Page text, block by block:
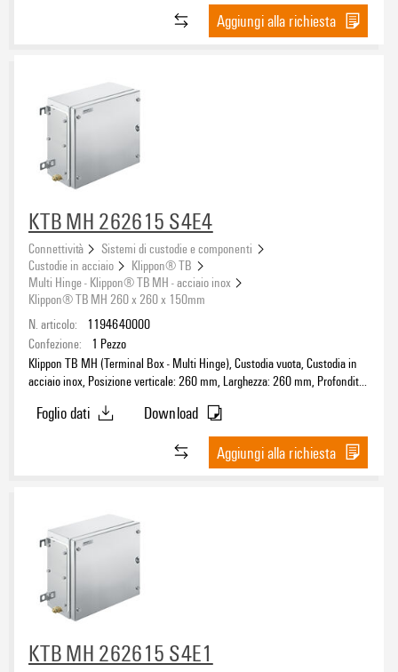
Aggiungi alla richiesta
KTB MH 262615 S4E4
Connettività
Sistemi di custodie e componenti
Custodie in acciaio
Klippon® TB
Multi Hinge - Klippon® TB MH - acciaio inox
Klippon® TB MH 260 x 260 x 150mm
N. articolo:
1194640000
Confezione:
1 Pezzo
Klippon TB MH (Terminal Box - Multi Hinge), Custodia vuota, Custodia in
acciaio inox, Posizione verticale: 260 mm, Larghezza: 260 mm, Profondità:
acciaio inossidabile 1.4404 (316L), lucidatura elettrochimica, argento
Foglio dati
Download
Aggiungi alla richiesta
KTB MH 262615 S4E1